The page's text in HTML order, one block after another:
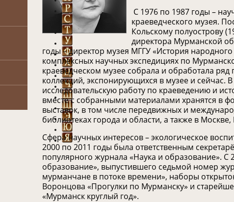
С 1976 по 1987 годы –
краеведческого музея.
Кольскому полуострову
директора Мурманской
годы – директор музея МГГУ «История
комплексных научных экспедициях по
краеведческом музее собрала и обработала ряд
коллекций, экспонирующихся в музее и сейчас.
исследовательскую работу по краеведению и
вместе с собранными материалами хранятся в
выставок, в том числе передвижных и
библиотеках города и области, а также в
Сфера научных интересов – экологическое
2000 по 2011 годы была ответственным
популярного журнала «Наука и образование». С
образование», выпустившего седьмой номер
мурманчане в потоке времени», наборы
Воронцова «Прогулки по Мурманску» и
«Мурманск круглый год».